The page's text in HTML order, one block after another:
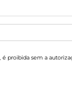
proibida sem a